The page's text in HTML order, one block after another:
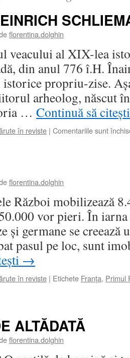
florentina.dolghin
veacului al XIX-lea
din anul 776 î.H.
istorice propriu-zise.
arheolog, născut
… Continuă să
în reviste | Comentariile sunt
florentina.dolghin
Război mobilizează
vor pieri. În
şi germane se creează
pasul pe loc, sunt
→
în reviste | Etichete Franţa, Primul
ALTĂDATĂ
florentina.dolghin